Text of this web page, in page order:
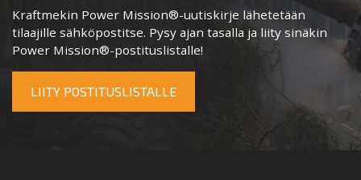
Kraftmekin Power Mission®-uutiskirje lähetetään
tilaajille sähköpostitse. Pysy ajan tasalla ja liity sinäkin
Power Mission®-postituslistalle!
LIITY POSTITUSLISTALLE